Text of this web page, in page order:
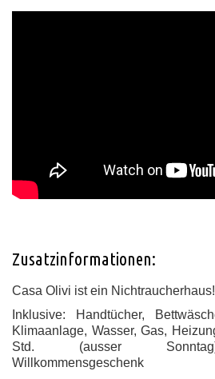
Zusatzinformationen:
Casa Olivi ist ein Nichtraucherhaus!
Inklusive: Handtücher,
Klimaanlage, Wasser, Gas,
Std. (ausser
Willkommensgeschenk